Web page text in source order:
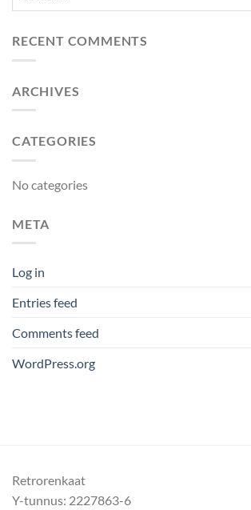
RECENT COMMENTS
ARCHIVES
CATEGORIES
No categories
META
Log in
Entries feed
Comments feed
WordPress.org
Retrorenkaat
Y-tunnus: 2227863-6